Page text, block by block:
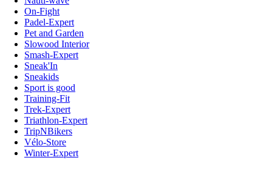
On-Fight
Padel-Expert
Pet and Garden
Slowood Interior
Smash-Expert
Sneak'In
Sneakids
Sport is good
Training-Fit
Trek-Expert
Triathlon-Expert
TripNBikers
Vélo-Store
Winter-Expert